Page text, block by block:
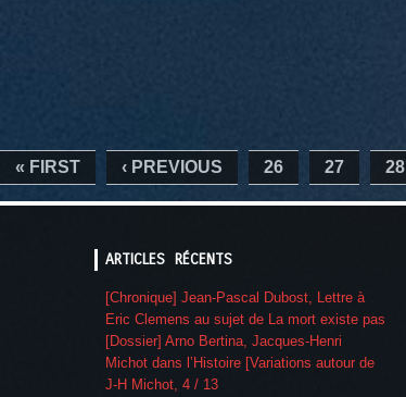
« FIRST ‹ PREVIOUS 26 27 28
ARTICLES RÉCENTS
[Chronique] Jean-Pascal Dubost, Lettre à
Eric Clemens au sujet de La mort existe pas
[Dossier] Arno Bertina, Jacques-Henri
Michot dans l’Histoire [Variations autour de
J-H Michot, 4 / 13